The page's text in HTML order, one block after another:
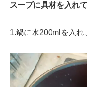
スープに具材を入れ
1.鍋に水200mlを入れ